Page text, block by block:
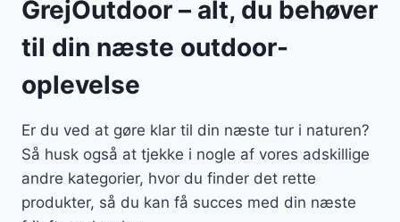
GrejOutdoor – alt, du behøver
til din næste outdoor-
oplevelse
Er du ved at gøre klar til din næste tur i naturen?
Så husk også at tjekke i nogle af vores adskillige
andre kategorier, hvor du finder det rette
produkter, så du kan få succes med din næste